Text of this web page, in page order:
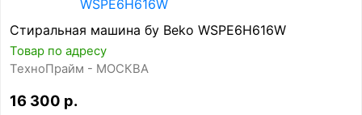
Стиральная машина бу Beko WSPE6H616W
Товар по адресу
ТехноПрайм - МОСКВА
16 300 р.